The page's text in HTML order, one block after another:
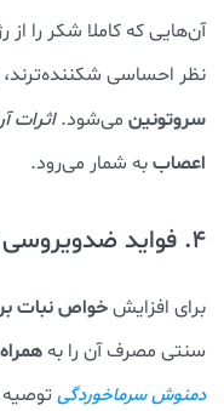
آن‌هایی که کاملا شکر را
نظر احساسی
سروتونین می‌شود.اثرات
اعصاببه شمار می‌رود.
4. فواید ضدویروسی نبات برای سرماخوردگی
برای افزایشخواص نبات
سنتی مصرف آن را به
دمنوش سرماخوردگی